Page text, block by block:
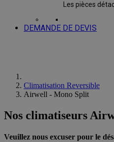
Les pièces
DEMANDE DE DEVIS
Climatisation Reversible
Airwell - Mono Split
Nos climatiseurs
Veuillez nous excuser pour le